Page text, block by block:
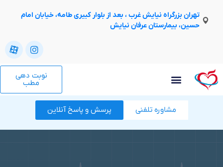
تهران بزرگراه نیایش غرب ، بعد از بلوار کبیری طامه، خیابان امام
حسین، بیمارستان عرفان نیایش
نوبت دهی
مطب
مشاوره تلفنی پرسش و پاسخ آنلاین